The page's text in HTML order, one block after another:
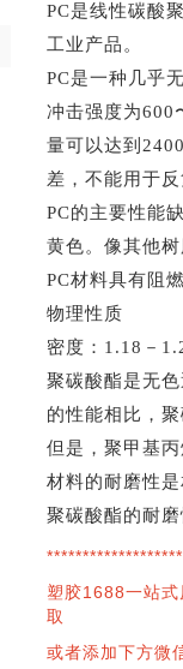
PC是线性碳酸
工业产品。
PC是一种几乎
冲击强度为600
量可以达到
差，不能用于
PC的主要性能
黄色。像其他
PC材料具有阻
物理性质
密度：1.18－
聚碳酸酯是无
的性能相比，
但是，聚甲基
材料的耐磨性
聚碳酸酯的耐
塑胶1688一站
取
或者添加下方微